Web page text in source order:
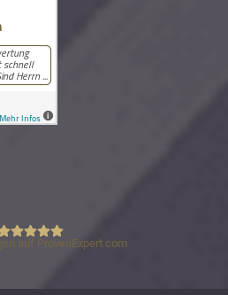
Schneider Immobilienbewertung
auf ProvenExpert.com